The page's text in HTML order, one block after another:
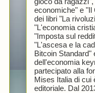
economiche" e "Il
dei libri "La
"L'economia
"Imposta sul
"L'ascesa e la
Bitcoin Standard"
dell'economia
partecipato alla
Mises Italia di cui
editoriale. Dal